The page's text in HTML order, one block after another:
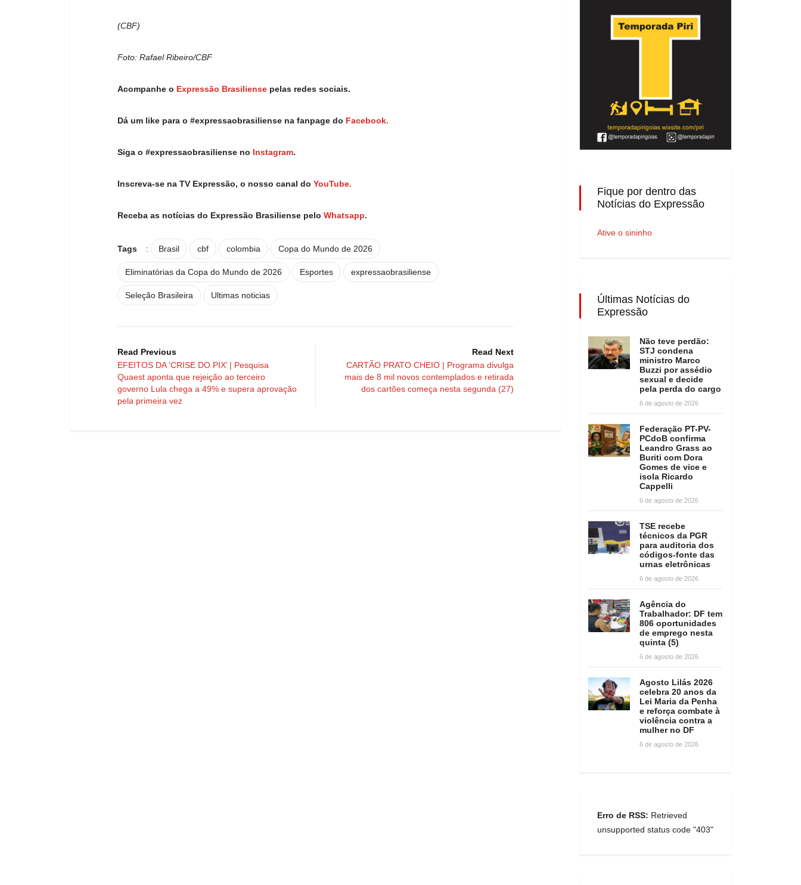
(CBF)
Foto: Rafael Ribeiro/CBF
Acompanhe o Expressão Brasiliense pelas redes sociais.
Dá um like para o #expressaobrasiliense na fanpage do Facebook.
Siga o #expressaobrasiliense no Instagram.
Inscreva-se na TV Expressão, o nosso canal do YouTube.
Receba as notícias do Expressão Brasiliense pelo Whatsapp.
Tags : Brasil cbf colombia Copa do Mundo de 2026
Eliminatórias da Copa do Mundo de 2026 Esportes expressaobrasiliense
Seleção Brasileira Ultimas noticias
Read Previous
EFEITOS DA ‘CRISE DO PIX’ | Pesquisa
Quaest aponta que rejeição ao terceiro
governo Lula chega a 49% e supera aprovação
pela primeira vez
Read Next
CARTÃO PRATO CHEIO | Programa divulga
mais de 8 mil novos contemplados e retirada
dos cartões começa nesta segunda (27)
Fique por dentro das
Notícias do Expressão
Ative o sininho
Últimas Notícias do
Expressão
Não teve perdão:
STJ condena
ministro Marco
Buzzi por assédio
sexual e decide
pela perda do cargo
6 de agosto de 2026
Federação PT-PV-
PCdoB confirma
Leandro Grass ao
Buriti com Dora
Gomes de vice e
isola Ricardo
Cappelli
6 de agosto de 2026
TSE recebe
técnicos da PGR
para auditoria dos
códigos-fonte das
urnas eletrônicas
6 de agosto de 2026
Agência do
Trabalhador: DF tem
806 oportunidades
de emprego nesta
quinta (5)
6 de agosto de 2026
Agosto Lilás 2026
celebra 20 anos da
Lei Maria da Penha
e reforça combate à
violência contra a
mulher no DF
6 de agosto de 2026
Erro de RSS: Retrieved
unsupported status code "403"